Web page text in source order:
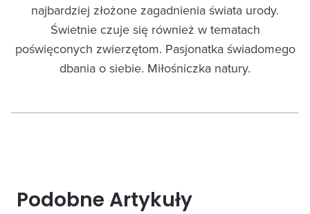
najbardziej złożone zagadnienia świata urody.
Świetnie czuje się również w tematach
poświęconych zwierzętom. Pasjonatka świadomego
dbania o siebie. Miłośniczka natury.
Podobne Artykuły